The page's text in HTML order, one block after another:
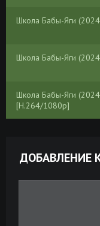
Школа Бабы-Яги
Школа Бабы-Яги
Школа Бабы-Яги
[H.264/1080p]
ДОБАВЛЕНИЕ